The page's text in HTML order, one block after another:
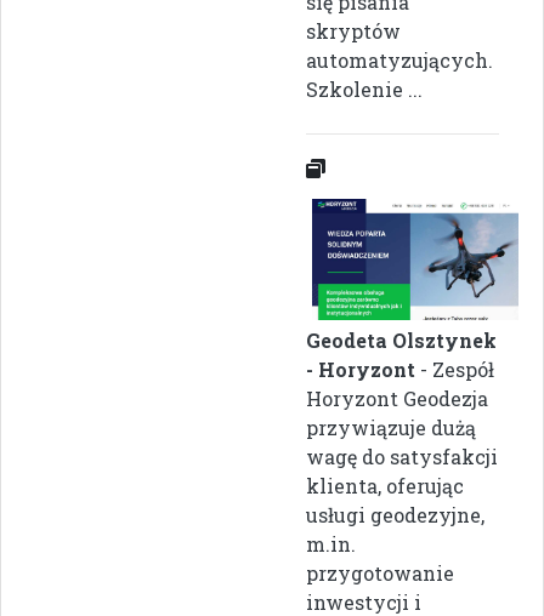
skryptów
automatyzujących.
Szkolenie ...
Geodeta Olsztynek
- Horyzont - Zespół
Horyzont Geodezja
przywiązuje dużą
wagę do satysfakcji
klienta, oferując
usługi geodezyjne,
m.in.
przygotowanie
inwestycji i